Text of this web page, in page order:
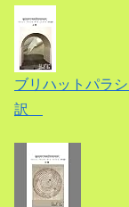
ブリハットパ
訳